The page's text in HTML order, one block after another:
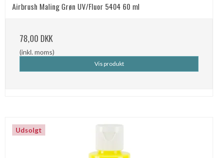
Airbrush Maling Grøn UV/Fluor 5404 60 ml
78,00 DKK
(inkl. moms)
Vis produkt
Udsolgt